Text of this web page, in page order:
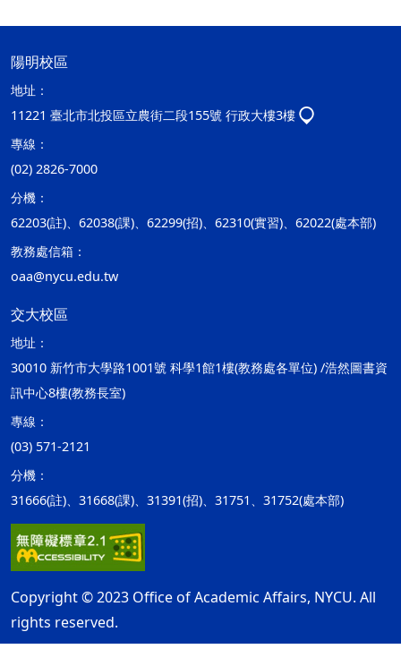
陽明校區
地址：
11221 臺北市北投區立農街二段155號 行政大樓3樓
專線：
(02) 2826-7000
分機：
62203(註)、62038(課)、62299(招)、62310(實習)、62022(處本部)
教務處信箱：
oaa@nycu.edu.tw
交大校區
地址：
30010 新竹市大學路1001號 科學1館1樓(教務處各單位) /浩然圖書資
訊中心8樓(教務長室)
專線：
(03) 571-2121
分機：
31666(註)、31668(課)、31391(招)、31751、31752(處本部)
Copyright © 2023 Office of Academic Affairs, NYCU. All
rights reserved.